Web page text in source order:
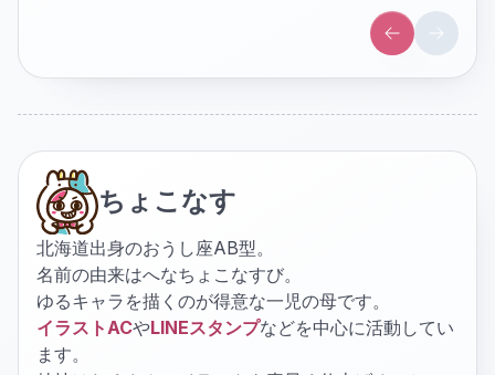
ちょこなす
北海道出身のおうし座AB型。
名前の由来はへなちょこなすび。
ゆるキャラを描くのが得意な一児の母です。
イラストACやLINEスタンプなどを中心に活動してい
ます。